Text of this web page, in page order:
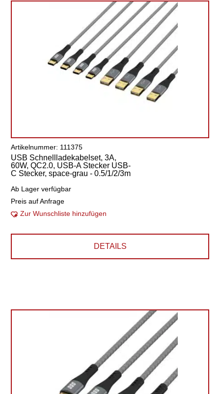
Artikelnummer: 111375
USB Schnellladekabelset, 3A,
60W, QC2.0, USB-A Stecker USB-
C Stecker, space-grau - 0.5/1/2/3m
Ab Lager verfügbar
Preis auf Anfrage
Zur Wunschliste hinzufügen
DETAILS